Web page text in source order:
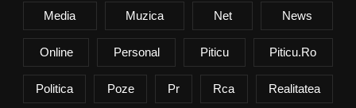
Media Muzica Net News
Online Personal Piticu Piticu.ro
Politica Poze Pr Rca Realitatea